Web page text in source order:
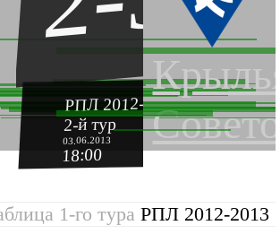
РПЛ 2012-2013
2-й тур
03.06.2013
18:00
1-го тура РПЛ 2012-2013